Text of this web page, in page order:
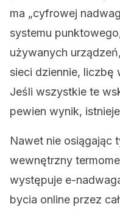
ma „cyfrowej
systemu
używanych
sieci dziennie, liczbę
Jeśli wszystkie te
pewien wynik,
Nawet nie osiągając
wewnętrzny
występuje e-
bycia online przez